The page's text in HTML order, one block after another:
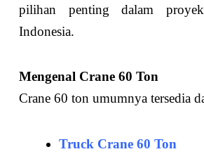
pilihan penting dalam
Indonesia.
Mengenal Crane 60 Ton
Crane 60 ton umumnya tersedia
Truck Crane 60 Ton